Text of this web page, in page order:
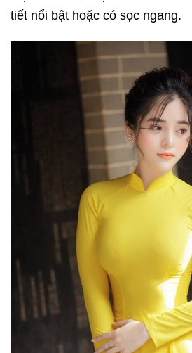
tiết nổi bật hoặc có sọc ngang.